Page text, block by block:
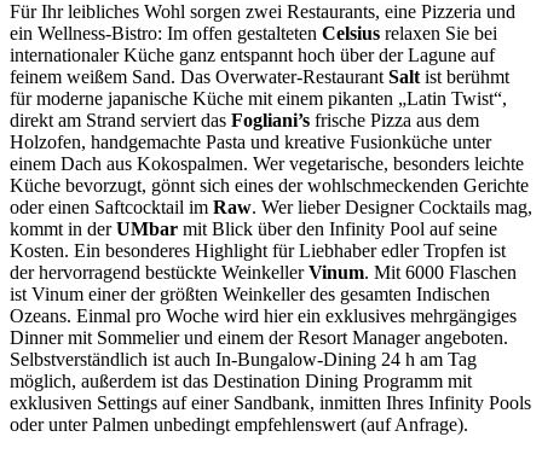
Für Ihr leibliches Wohl sorgen zwei Restaurants, eine Pizzeria und
ein Wellness-Bistro: Im offen gestalteten Celsius relaxen Sie bei
internationaler Küche ganz entspannt hoch über der Lagune auf
feinem weißem Sand. Das Overwater-RestaurantSaltist berühmt
für moderne japanische Küche mit einem pikanten „Latin Twist“,
direkt am Strand serviert das Fogliani’s frische Pizza aus dem
Holzofen, handgemachte Pasta und kreative Fusionküche unter
einem Dach aus Kokospalmen. Wer vegetarische, besonders leichte
Küche bevorzugt, gönnt sich eines der wohlschmeckenden Gerichte
oder einen Saftcocktail im Raw. Wer lieber Designer Cocktails mag,
kommt in derUMbar mit Blick über den Infinity Pool auf seine
Kosten. Ein besonderes Highlight für Liebhaber edler Tropfen ist
der hervorragend bestückte WeinkellerVinum. Mit 6000 Flaschen
ist Vinum einer der größten Weinkeller des gesamten Indischen
Ozeans. Einmal pro Woche wird hier ein exklusives mehrgängiges
Dinner mit Sommelier und einem der Resort Manager angeboten.
Selbstverständlich ist auch In-Bungalow-Dining 24 h am Tag
möglich, außerdem ist das Destination Dining Programm mit
exklusiven Settings auf einer Sandbank, inmitten Ihres Infinity Pools
oder unter Palmen unbedingt empfehlenswert (auf Anfrage).